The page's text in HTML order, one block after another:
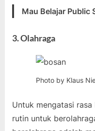
Mau Belajar Public
3. Olahraga
Photo by Klaus
Untuk mengatasi
rutin untuk